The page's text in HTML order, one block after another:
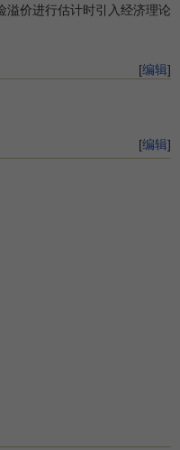
溢价进行估计时引入经济理论
[编辑]
[编辑]